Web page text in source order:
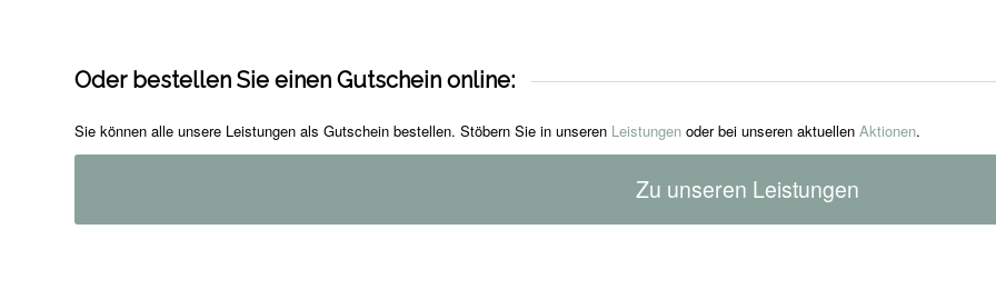
Oder bestellen Sie einen Gutschein online:
Sie können alle unsere Leistungen als Gutschein bestellen. Stöbern Sie in unseren Leistungen oder bei unseren aktuellen Aktionen.
Zu unseren Leistungen